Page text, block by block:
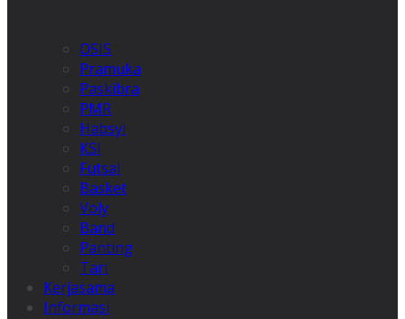
OSIS
Pramuka
Paskibra
PMR
Habsyi
KSI
Futsal
Basket
Voly
Band
Panting
Tari
Kerjasama
Informasi